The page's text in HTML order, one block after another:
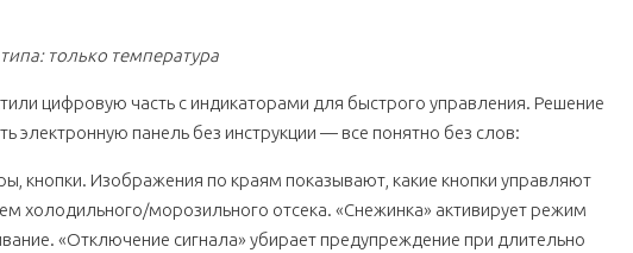
только температура
цифровую часть с индикаторами для быстрого управления. Решение
электронную панель без инструкции — все понятно без слов:
кнопки. Изображения по краям показывают, какие кнопки управляют
холодильного/морозильного отсека. «Снежинка» активирует режим
«Отключение сигнала» убирает предупреждение при длительно